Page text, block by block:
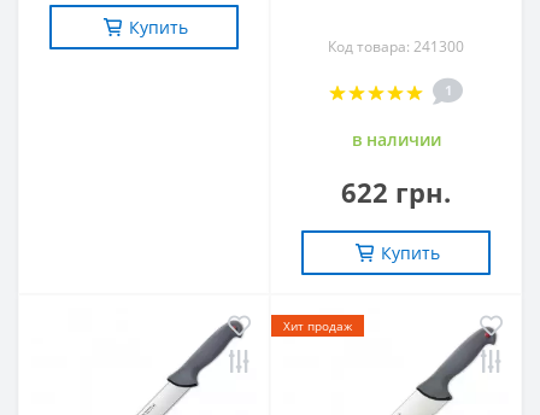
Купить
Код товара: 241300
1
в наличии
622 грн.
Купить
Хит продаж